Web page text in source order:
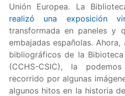
Unión Europea. La
realizó una exposición
transformada en paneles y
embajadas españolas.
bibliográficos de la
(CCHS-CSIC), la
recorrido por algunas
algunos hitos en la historia